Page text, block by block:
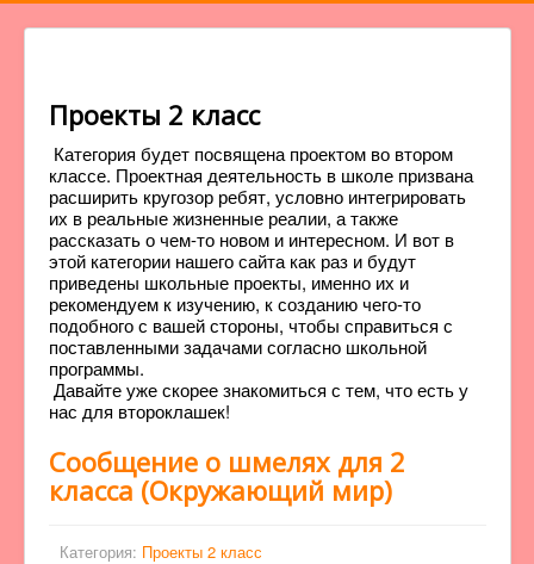
Проекты 2 класс
Категория будет посвящена проектом во втором
классе. Проектная деятельность в школе призвана
расширить кругозор ребят, условно интегрировать
их в реальные жизненные реалии, а также
рассказать о чем-то новом и интересном. И вот в
этой категории нашего сайта как раз и будут
приведены школьные проекты, именно их и
рекомендуем к изучению, к созданию чего-то
подобного с вашей стороны, чтобы справиться с
поставленными задачами согласно школьной
программы.
Давайте уже скорее знакомиться с тем, что есть у
нас для второклашек!
Сообщение о шмелях для 2
класса (Окружающий мир)
Категория: Проекты 2 класс